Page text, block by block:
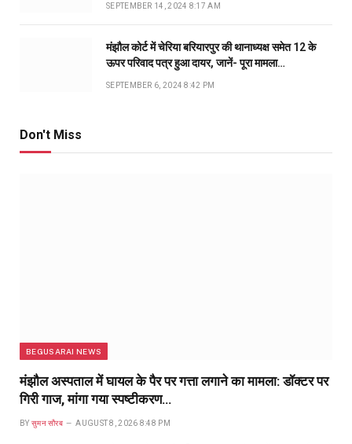
SEPTEMBER 14, 2024 8:17 AM
मंझौल कोर्ट में चेरिया बरियारपुर की थानाध्यक्ष समेत 12 के
ऊपर परिवाद पत्र हुआ दायर, जानें- पूरा मामला…
SEPTEMBER 6, 2024 8:42 PM
Don't Miss
BEGUSARAI NEWS
मंझौल अस्पताल में घायल के पैर पर गत्ता लगाने का मामला: डॉक्टर पर
गिरी गाज, मांगा गया स्पष्टीकरण…
BY सुमन सौरब AUGUST 8, 2026 8:48 PM